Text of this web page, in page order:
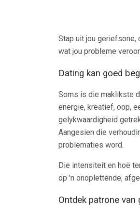
Stap uit jou geriefsone,
wat jou probleme
Dating kan goed
Soms is die maklikste
energie, kreatief, oop,
gelykwaardigheid
Aangesien die
problematies word.
Die intensiteit en hoë
op 'n onoplettende,
Ontdek patrone